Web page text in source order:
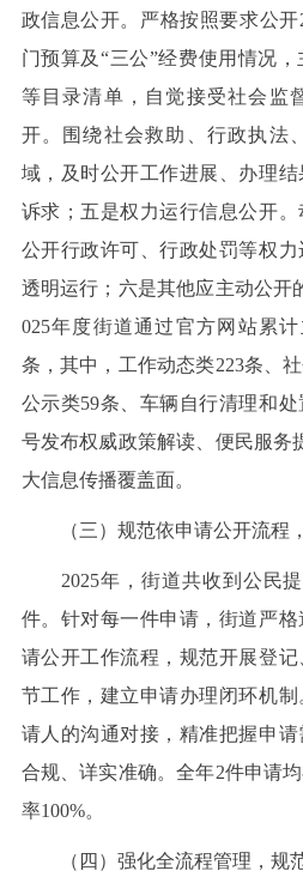
政信息公开。严格按照要求公开
门预算及“三公”经费使用情况
等目录清单，自觉接受社会监
开。围绕社会救助、行政执法
域，及时公开工作进展、办理
诉求；五是权力运行信息公开
公开行政许可、行政处罚等权
透明运行；六是其他应主动公开
025年度街道通过官方网站累
条，其中，工作动态类223条、
公示类59条、车辆自行清理和
号发布权威政策解读、便民服务
大信息传播覆盖面。
（三）规范依申请公开流程
2025年，街道共收到公民提
件。针对每一件申请，街道严
请公开工作流程，规范开展登
节工作，建立申请办理闭环机
请人的沟通对接，精准把握申
合规、详实准确。全年2件申请
率100%。
（四）强化全流程管理，规